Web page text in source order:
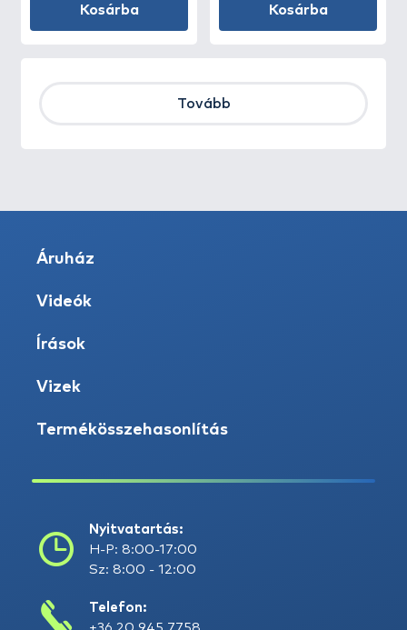
Kosárba Kosárba
Tovább
Áruház
Videók
Írások
Vizek
Termékösszehasonlítás
Nyitvatartás:
H-P: 8:00-17:00
Sz: 8:00 - 12:00
Telefon: